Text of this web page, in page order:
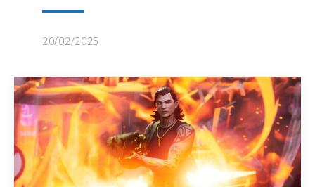
20/02/2025